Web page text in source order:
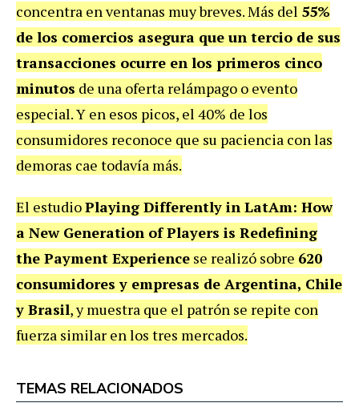
concentra en ventanas muy breves. Más del 55%
de los comercios asegura que un tercio de sus
transacciones ocurre en los primeros cinco
minutos de una oferta relámpago o evento
especial. Y en esos picos, el 40% de los
consumidores reconoce que su paciencia con las
demoras cae todavía más.
El estudioPlaying Differently in LatAm: How
a New Generation of Players is Redefining
the Payment Experience se realizó sobre 620
consumidores y empresas de Argentina, Chile
y Brasil, y muestra que el patrón se repite con
fuerza similar en los tres mercados.
TEMAS RELACIONADOS